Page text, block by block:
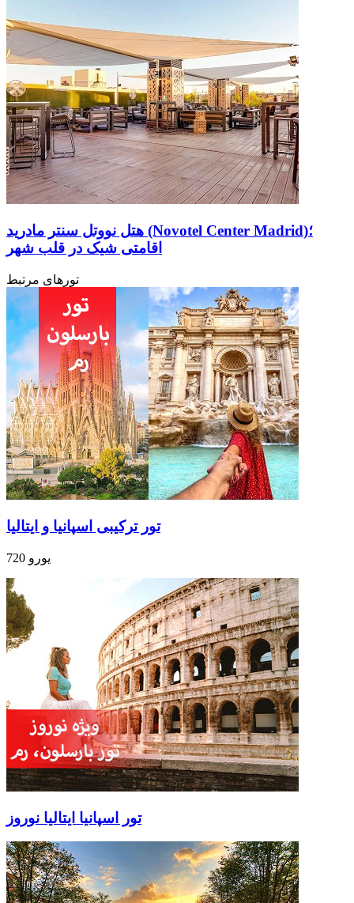
هتل نووتل سنتر مادرید (Novotel Center Madrid)؛
اقامتی شیک در قلب شهر
تورهای مرتبط
تور ترکیبی اسپانیا و ایتالیا
720 یورو
تور اسپانیا ایتالیا نوروز